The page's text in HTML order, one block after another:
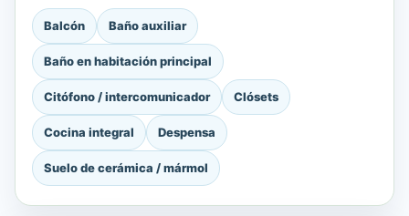
Balcón Baño auxiliar
Baño en habitación principal
Citófono / intercomunicador Clósets
Cocina integral Despensa
Suelo de cerámica / mármol